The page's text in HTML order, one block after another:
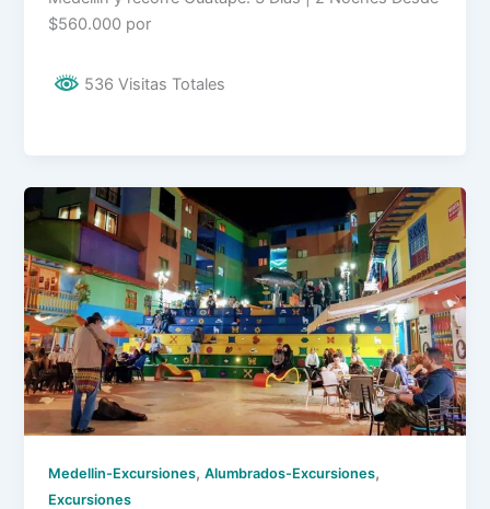
$560.000 por
536 Visitas Totales
Medellin-Excursiones,Alumbrados-Excursiones,
Excursiones